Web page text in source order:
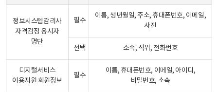
정보시스템감리사
자격검정 응시자
명단
필수
이름, 생년월일, 주소, 휴대폰번호, 이메일,
사진
선택 소속, 직위, 전화번호
디지털서비스
이용지원 회원정보
필수
이름, 휴대폰번호, 이메일, 아이디,
비밀번호, 소속